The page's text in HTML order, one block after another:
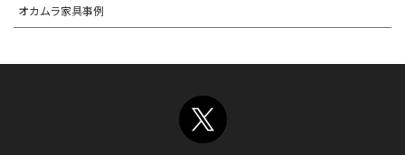
オカムラ家具事例